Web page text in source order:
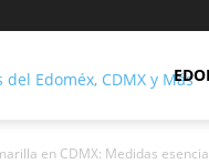
en CDMX: Medidas